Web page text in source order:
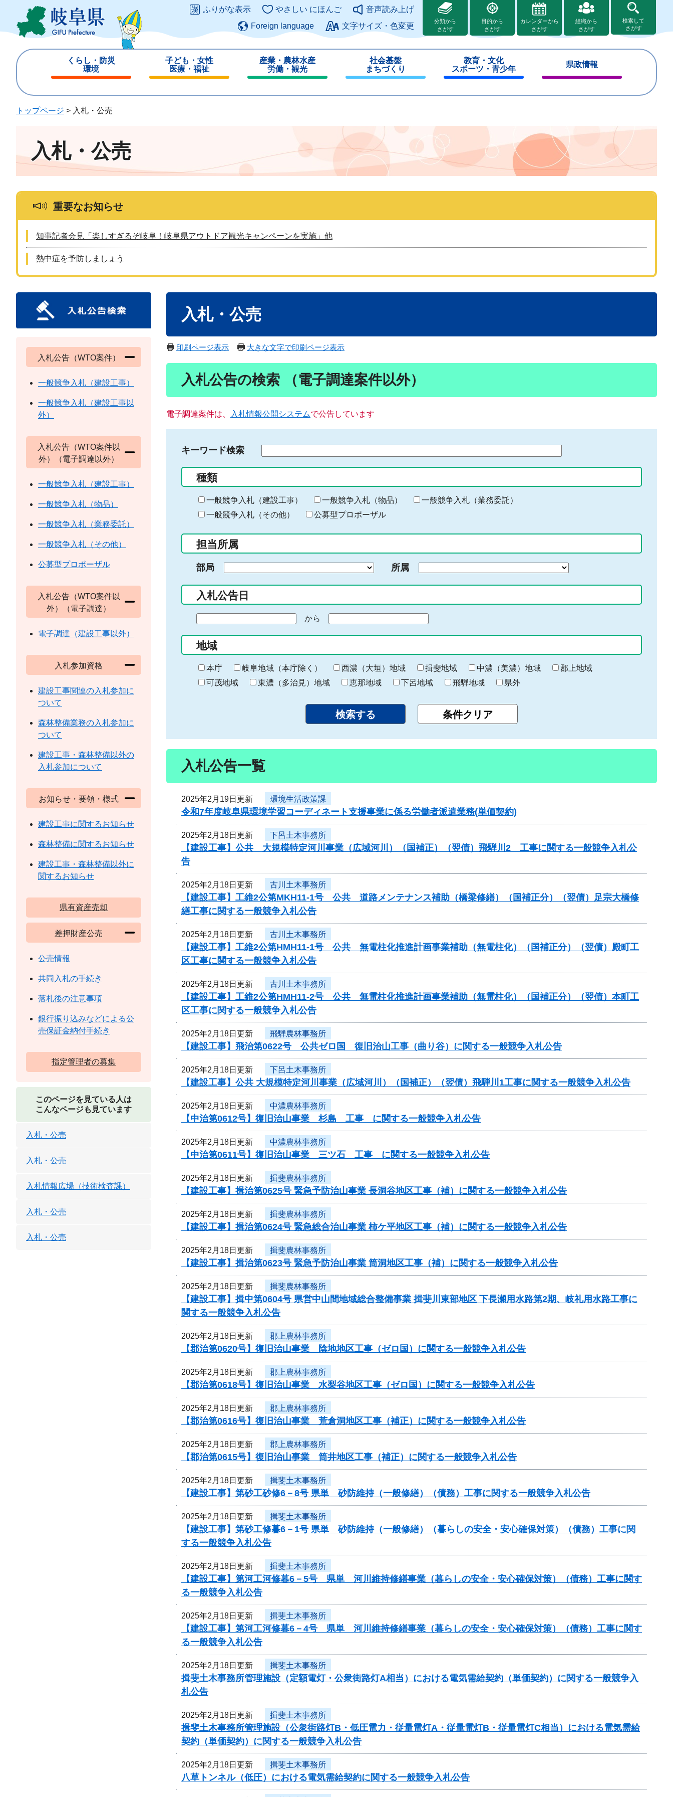
ジ
ュ
このページの本文へ
ふりがな表示 やさしい にほんご
音声読み上げ
Foreign language
文字サイズ・色変更
分類から
さがす
目的から
さがす
カレンダーから
さがす
組織から
さがす
検索して
さがす
くらし・防災
環境
じ
子ども・女性
医療・福祉
じ
産業・農林水産
労働・観光
じ
社会基盤
まちづくり
じ
教育・文化
スポーツ・青少年
じ
県政情報
じ
トップページ > 入札・公売
入札・公売
重要なお知らせ
知事記者会見「楽しすぎるぞ岐阜！岐阜県アウトドア観光キャンペーンを実施」他
熱中症を予防しましょう
入札・公売
印刷ページ表示 大きな文字で印刷ページ表示
入札公告の検索 （電子調達案件以外）
電子調達案件は、 入札情報公開システムで公告しています
キーワード検索
る
キ
ー
ー
入
力
種類
一般競争入札（建設工事） 一般競争入札（物品）
一般競争入札（業務委託）
一般競争入札（その他）
公募型プロポーザル
担当所属
部局 所属
入札公告日
の
始
ま
り
から
終
わ
り
地域
本庁 岐阜地域（本庁除く） 西濃（大垣）地域 揖斐地域 中濃（美濃）地域
郡上地域
可茂地域
東濃（多治見）地域 恵那地域 下呂地域 飛騨地域 県外
入札公告一覧
2025年2月19日更新 環境生活政策課
令和7年度岐阜県環境学習コーディネート支援事業に係る労働者派遣業務(単価契約)
2025年2月18日更新 下呂土木事務所
【建設工事】公共 大規模特定河川事業（広域河川）（国補正）（翌債）飛騨川2 工事に関する一般競争入札公
告
2025年2月18日更新 古川土木事務所
【建設工事】工維2公第MKH11-1号 公共 道路メンテナンス補助（橋梁修繕）（国補正分）（翌債）足宗大橋修
繕工事に関する一般競争入札公告
2025年2月18日更新 古川土木事務所
【建設工事】工維2公第HMH11-1号 公共 無電柱化推進計画事業補助（無電柱化）（国補正分）（翌債）殿町工
区工事に関する一般競争入札公告
2025年2月18日更新 古川土木事務所
【建設工事】工維2公第HMH11-2号 公共 無電柱化推進計画事業補助（無電柱化）（国補正分）（翌債）本町工
区工事に関する一般競争入札公告
2025年2月18日更新 飛騨農林事務所
【建設工事】飛治第0622号 公共ゼロ国 復旧治山工事（曲り谷）に関する一般競争入札公告
2025年2月18日更新 下呂土木事務所
【建設工事】公共 大規模特定河川事業（広域河川）（国補正）（翌債）飛騨川1工事に関する一般競争入札公告
2025年2月18日更新 中濃農林事務所
【中治第0612号】復旧治山事業 杉島 工事 に関する一般競争入札公告
2025年2月18日更新 中濃農林事務所
【中治第0611号】復旧治山事業 三ツ石 工事 に関する一般競争入札公告
2025年2月18日更新 揖斐農林事務所
【建設工事】揖治第0625号 緊急予防治山事業 長洞谷地区工事（補）に関する一般競争入札公告
2025年2月18日更新 揖斐農林事務所
【建設工事】揖治第0624号 緊急総合治山事業 柿ケ平地区工事（補）に関する一般競争入札公告
2025年2月18日更新 揖斐農林事務所
【建設工事】揖治第0623号 緊急予防治山事業 筒洞地区工事（補）に関する一般競争入札公告
2025年2月18日更新 揖斐農林事務所
【建設工事】揖中第0604号 県営中山間地域総合整備事業 揖斐川東部地区 下長瀬用水路第2期、岐礼用水路工事に
関する一般競争入札公告
2025年2月18日更新 郡上農林事務所
【郡治第0620号】復旧治山事業 陰地地区工事（ゼロ国）に関する一般競争入札公告
2025年2月18日更新 郡上農林事務所
【郡治第0618号】復旧治山事業 水梨谷地区工事（ゼロ国）に関する一般競争入札公告
2025年2月18日更新 郡上農林事務所
【郡治第0616号】復旧治山事業 荒倉洞地区工事（補正）に関する一般競争入札公告
2025年2月18日更新 郡上農林事務所
【郡治第0615号】復旧治山事業 筒井地区工事（補正）に関する一般競争入札公告
2025年2月18日更新 揖斐土木事務所
【建設工事】第砂工砂修6－8号 県単 砂防維持（一般修繕）（債務）工事に関する一般競争入札公告
2025年2月18日更新 揖斐土木事務所
【建設工事】第砂工修暮6－1号 県単 砂防維持（一般修繕）（暮らしの安全・安心確保対策）（債務）工事に関
する一般競争入札公告
2025年2月18日更新 揖斐土木事務所
【建設工事】第河工河修暮6－5号 県単 河川維持修繕事業（暮らしの安全・安心確保対策）（債務）工事に関す
る一般競争入札公告
2025年2月18日更新 揖斐土木事務所
【建設工事】第河工河修暮6－4号 県単 河川維持修繕事業（暮らしの安全・安心確保対策）（債務）工事に関す
る一般競争入札公告
2025年2月18日更新 揖斐土木事務所
揖斐土木事務所管理施設（定額電灯・公衆街路灯A相当）における電気需給契約（単価契約）に関する一般競争入
札公告
2025年2月18日更新 揖斐土木事務所
揖斐土木事務所管理施設（公衆街路灯B・低圧電力・従量電灯A・従量電灯B・従量電灯C相当）における電気需給
契約（単価契約）に関する一般競争入札公告
2025年2月18日更新 揖斐土木事務所
八草トンネル（低圧）における電気需給契約に関する一般競争入札公告
入札公告（WTO案件）
一般競争入札（建設工事）
一般競争入札（建設工事以
外）
入札公告（WTO案件以
外）（電子調達以外）
一般競争入札（建設工事）
一般競争入札（物品）
一般競争入札（業務委託）
一般競争入札（その他）
公募型プロポーザル
入札公告（WTO案件以
外）（電子調達）
電子調達（建設工事以外）
入札参加資格
建設工事関連の入札参加に
ついて
森林整備業務の入札参加に
ついて
建設工事・森林整備以外の
入札参加について
お知らせ・要領・様式
建設工事に関するお知らせ
森林整備に関するお知らせ
建設工事・森林整備以外に
関するお知らせ
県有資産売却
差押財産公売
公売情報
共同入札の手続き
落札後の注意事項
銀行振り込みなどによる公
売保証金納付手続き
指定管理者の募集
このページを見ている人は
こんなページも見ています
入札・公売
入札・公売
入札情報広場（技術検査課）
入札・公売
入札・公売